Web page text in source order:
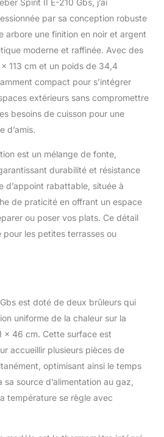
Un incontournable :
Préparez un dîner en
tête-à-tête ou recevez
quelques amis grâce à la
surface de cuisson de 51
x 46 cm ; les grilles en
fonte émaillée retiennent
la chaleur, assurent une
cuisson homogène, un
nettoyage facile et une
infinies : Transformez
votre barbecue Spirit II
en cocotte, rôtissoire à
volaille et plus grâce aux
systèmes de cuisson
haute performance
Gourmet BBQ et GS4
La tablette latérale
gauche se replie pour
gagner de la place, ce qui
rend le barbecue idéal
même pour les petits
balcons Articles livrés : 1
x Barbecue à gaz Spirit II
E-210 avec tablettes
Spirit II E-210 Gbs, j’ai
par sa conception robuste
arbore une finition en noir et argent
moderne et raffinée. Avec des
113 cm et un poids de 34,4
compact pour s’intégrer
extérieurs sans compromettre
besoins de cuisson pour une
d’amis.
est un mélange de fonte,
durabilité et résistance
d’appoint rabattable, située à
de praticité en offrant un espace
ou poser vos plats. Ce détail
les petites terrasses ou
est doté de deux brûleurs qui
uniforme de la chaleur sur la
x 46 cm. Cette surface est
accueillir plusieurs pièces de
optimisant ainsi le temps
source d’alimentation au gaz,
température se règle avec